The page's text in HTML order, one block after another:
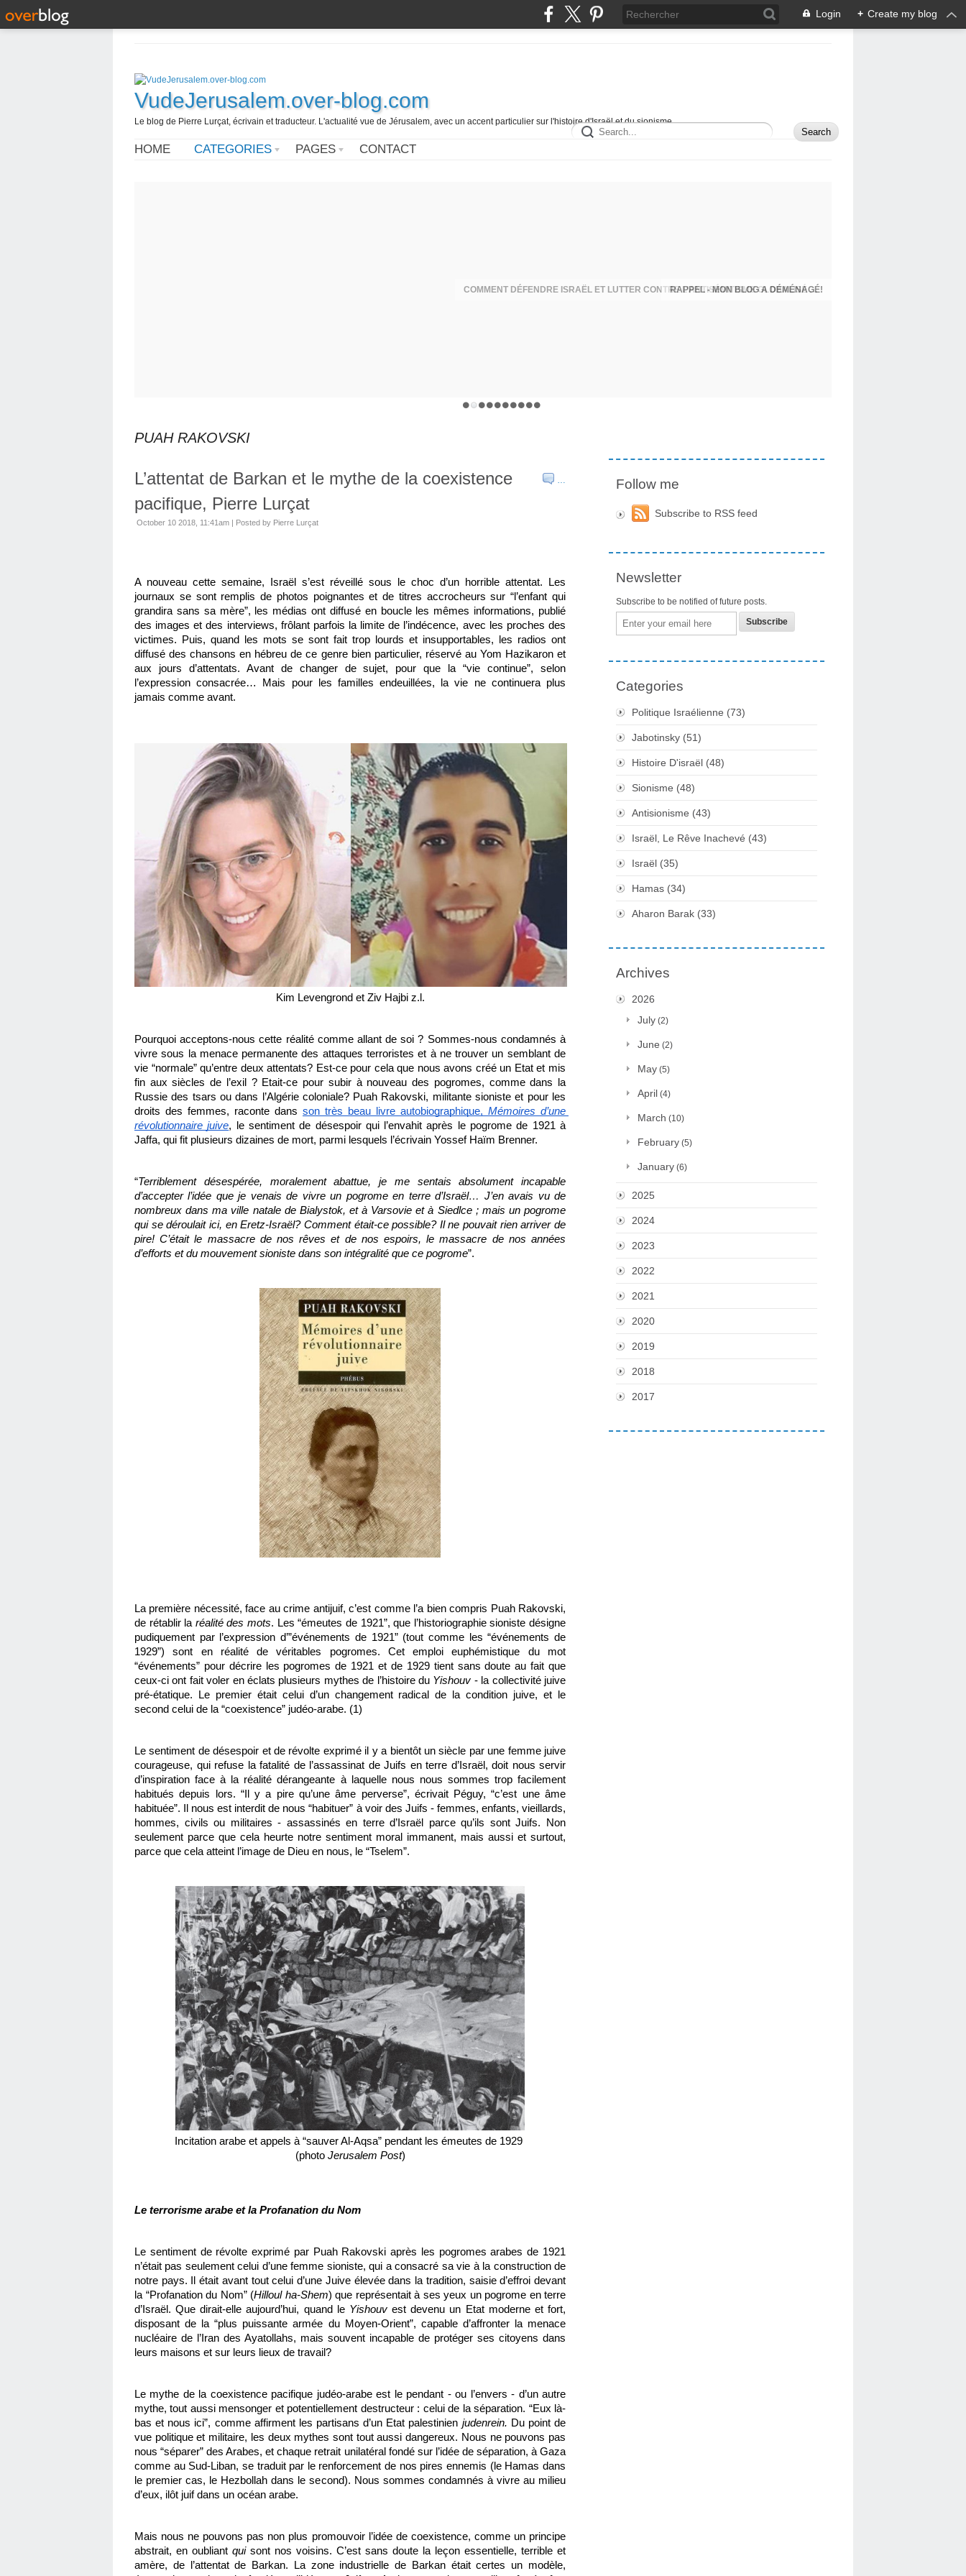
Login + Create my blog
VudeJerusalem.over-blog.com
Le blog de Pierre Lurçat, écrivain et traducteur. L'actualité vue de Jérusalem, avec un accent particulier sur l'histoire d'Israël et du sionisme.
HOME CATEGORIES PAGES CONTACT
RAPPEL - MON BLOG A DÉMÉNAGÉ!
PUAH RAKOVSKI
…
L’attentat de Barkan et le mythe de la coexistence
pacifique, Pierre Lurçat
October 10 2018, 11:41am | Posted by Pierre Lurçat
A nouveau cette semaine, Israël s’est réveillé sous le choc d’un horrible attentat. Les
journaux se sont remplis de photos poignantes et de titres accrocheurs sur “l’enfant qui
grandira sans sa mère”, les médias ont diffusé en boucle les mêmes informations, publié
des images et des interviews, frôlant parfois la limite de l’indécence, avec les proches des
victimes. Puis, quand les mots se sont fait trop lourds et insupportables, les radios ont
diffusé des chansons en hébreu de ce genre bien particulier, réservé au Yom Hazikaron et
aux jours d’attentats. Avant de changer de sujet, pour que la “vie continue”, selon
l’expression consacrée… Mais pour les familles endeuillées, la vie ne continuera plus
jamais comme avant.
Kim Levengrond et Ziv Hajbi z.l.
Pourquoi acceptons-nous cette réalité comme allant de soi ? Sommes-nous condamnés à
vivre sous la menace permanente des attaques terroristes et à ne trouver un semblant de
vie “normale” qu’entre deux attentats? Est-ce pour cela que nous avons créé un Etat et mis
fin aux siècles de l’exil ? Etait-ce pour subir à nouveau des pogromes, comme dans la
Russie des tsars ou dans l’Algérie coloniale? Puah Rakovski, militante sioniste et pour les
droits des femmes, raconte dans son très beau livre autobiographique, Mémoires d’une
révolutionnaire juive, le sentiment de désespoir qui l’envahit après le pogrome de 1921 à
Jaffa, qui fit plusieurs dizaines de mort, parmi lesquels l’écrivain Yossef Haïm Brenner.
“Terriblement désespérée, moralement abattue, je me sentais absolument incapable
d’accepter l’idée que je venais de vivre un pogrome en terre d’Israël… J’en avais vu de
nombreux dans ma ville natale de Bialystok, et à Varsovie et à Siedlce ; mais un pogrome
qui se déroulait ici, en Eretz-Israël? Comment était-ce possible? Il ne pouvait rien arriver de
pire! C’était le massacre de nos rêves et de nos espoirs, le massacre de nos années
d’efforts et du mouvement sioniste dans son intégralité que ce pogrome”.
La première nécessité, face au crime antijuif, c’est comme l’a bien compris Puah Rakovski,
de rétablir la réalité des mots. Les “émeutes de 1921”, que l’historiographie sioniste désigne
pudiquement par l’expression d’”événements de 1921” (tout comme les “événements de
1929”) sont en réalité de véritables pogromes. Cet emploi euphémistique du mot
“événements” pour décrire les pogromes de 1921 et de 1929 tient sans doute au fait que
ceux-ci ont fait voler en éclats plusieurs mythes de l’histoire du Yishouv - la collectivité juive
pré-étatique. Le premier était celui d’un changement radical de la condition juive, et le
second celui de la “coexistence” judéo-arabe. (1)
Le sentiment de désespoir et de révolte exprimé il y a bientôt un siècle par une femme juive
courageuse, qui refuse la fatalité de l’assassinat de Juifs en terre d’Israël, doit nous servir
d’inspiration face à la réalité dérangeante à laquelle nous nous sommes trop facilement
habitués depuis lors. “Il y a pire qu’une âme perverse”, écrivait Péguy, “c’est une âme
habituée”. Il nous est interdit de nous “habituer” à voir des Juifs - femmes, enfants, vieillards,
hommes, civils ou militaires - assassinés en terre d’Israël parce qu’ils sont Juifs. Non
seulement parce que cela heurte notre sentiment moral immanent, mais aussi et surtout,
parce que cela atteint l’image de Dieu en nous, le “Tselem”.
Incitation arabe et appels à “sauver Al-Aqsa” pendant les émeutes de 1929
(photo Jerusalem Post)
Le terrorisme arabe et la Profanation du Nom
Le sentiment de révolte exprimé par Puah Rakovski après les pogromes arabes de 1921
n’était pas seulement celui d’une femme sioniste, qui a consacré sa vie à la construction de
notre pays. Il était avant tout celui d’une Juive élevée dans la tradition, saisie d’effroi devant
la “Profanation du Nom” (Hilloul ha-Shem) que représentait à ses yeux un pogrome en terre
d’Israël. Que dirait-elle aujourd’hui, quand le Yishouv est devenu un Etat moderne et fort,
disposant de la “plus puissante armée du Moyen-Orient”, capable d’affronter la menace
nucléaire de l’Iran des Ayatollahs, mais souvent incapable de protéger ses citoyens dans
leurs maisons et sur leurs lieux de travail?
Le mythe de la coexistence pacifique judéo-arabe est le pendant - ou l’envers - d’un autre
mythe, tout aussi mensonger et potentiellement destructeur : celui de la séparation. “Eux là-
bas et nous ici”, comme affirment les partisans d’un Etat palestinien judenrein. Du point de
vue politique et militaire, les deux mythes sont tout aussi dangereux. Nous ne pouvons pas
nous “séparer” des Arabes, et chaque retrait unilatéral fondé sur l’idée de séparation, à Gaza
comme au Sud-Liban, se traduit par le renforcement de nos pires ennemis (le Hamas dans
le premier cas, le Hezbollah dans le second). Nous sommes condamnés à vivre au milieu
d’eux, ilôt juif dans un océan arabe.
Mais nous ne pouvons pas non plus promouvoir l’idée de coexistence, comme un principe
abstrait, en oubliant qui sont nos voisins. C’est sans doute la leçon essentielle, terrible et
amère, de l’attentat de Barkan. La zone industrielle de Barkan était certes un modèle,
Follow me
Subscribe to RSS feed
Newsletter
Subscribe to be notified of future posts.
Email
Categories
Politique Israélienne (73)
Jabotinsky (51)
Histoire D'israël (48)
Sionisme (48)
Antisionisme (43)
Israël, Le Rêve Inachevé (43)
Israël (35)
Hamas (34)
Aharon Barak (33)
Archives
2026
July (2)
June (2)
May (5)
April (4)
March (10)
February (5)
January (6)
2025
2024
2023
2022
2021
2020
2019
2018
2017